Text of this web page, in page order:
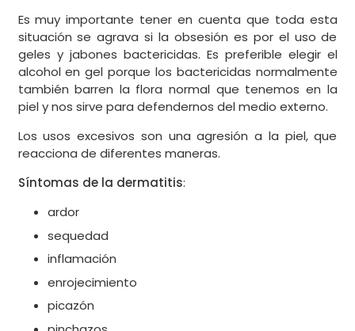
Es muy importante tener en cuenta que toda esta
situación se agrava si la obsesión es por el uso de
geles y jabones bactericidas. Es preferible elegir el
alcohol en gel porque los bactericidas normalmente
también barren la flora normal que tenemos en la
piel y nos sirve para defendernos del medio externo.
Los usos excesivos son una agresión a la piel, que
reacciona de diferentes maneras.
Síntomas de la dermatitis:
ardor
sequedad
inflamación
enrojecimiento
picazón